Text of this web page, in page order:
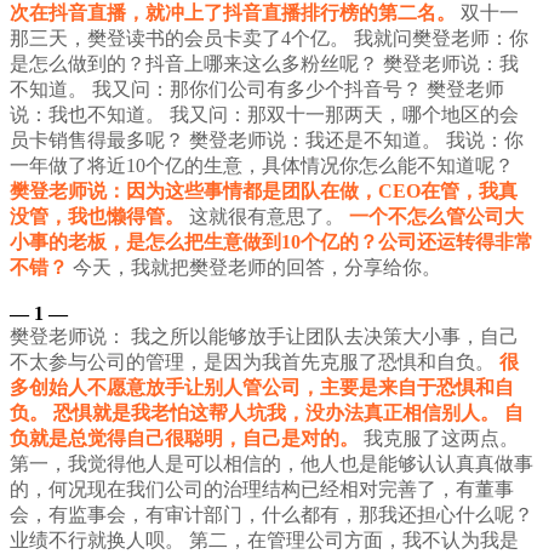
次在抖音直播，就冲上了抖音直播排行榜的第二名。
双十一
那三天，樊登读书的会员卡卖了4个亿。
我就问樊登老师：你
是怎么做到的？抖音上哪来这么多粉丝呢？ 樊登老师说：我
不知道。
我又问：那你们公司有多少个抖音号？ 樊登老师
说：我也不知道。
我又问：那双十一那两天，哪个地区的会
员卡销售得最多呢？ 樊登老师说：我还是不知道。
我说：你
一年做了将近10个亿的生意，具体情况你怎么能不知道呢？
樊登老师说：因为这些事情都是团队在做，CEO在管，我真
没管，我也懒得管。
这就很有意思了。
一个不怎么管公司大
小事的老板，是怎么把生意做到10个亿的？公司还运转得非常
不错？ 今天，我就把樊登老师的回答，分享给你。
— 1 —
樊登老师说：
我之所以能够放手让团队去决策大小事，自己
不太参与公司的管理，是因为我首先克服了恐惧和自负。
很
多创始人不愿意放手让别人管公司，主要是来自于恐惧和自
负。
恐惧就是我老怕这帮人坑我，没办法真正相信别人。
自
负就是总觉得自己很聪明，自己是对的。
我克服了这两点。
第一，我觉得他人是可以相信的，他人也是能够认认真真做事
的，何况现在我们公司的治理结构已经相对完善了，有董事
会，有监事会，有审计部门，什么都有，那我还担心什么呢？
业绩不行就换人呗。
第二，在管理公司方面，我不认为我是